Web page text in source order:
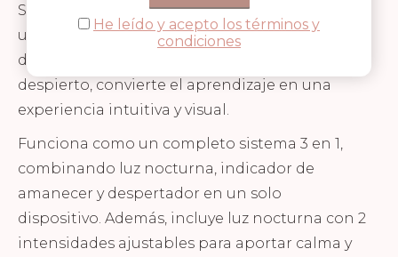
Su pantalla dual digital y analógica, junto con
un indicador día/noche y una simpática carita
de koala que gira entre estado dormido y
despierto, convierte el aprendizaje en una
experiencia intuitiva y visual.
Funciona como un completo sistema 3 en 1,
combinando luz nocturna, indicador de
amanecer y despertador en un solo
dispositivo. Además, incluye luz nocturna con 2
intensidades ajustables para aportar calma y
He leído y acepto los términos y
condiciones